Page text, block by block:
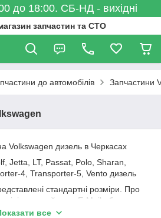
до 18:00. СБ-НД - вихідні
запчастин та СТО
до автомобілів Запчастини
Volkswagen дизель в Черкасах
Jetta, LT, Passat, Polo, Sharan,
4, Transporter-5, Vento дизель
стандартні розміри. Про
запитуйте по E-Mail або за
все